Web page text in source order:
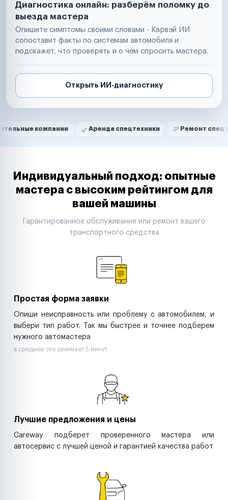
Диагностика онлайн: разберём поломку до
выезда мастера
Опишите симптомы своими словами - Карвэй ИИ
сопоставит факты по системам автомобиля и
подскажет, что проверять и о чём спросить мастера.
Открыть ИИ-диагностику
Нам доверяют
Аренда спецтехники Ремонт спецтехники
Маркетплейсы
Таксопарки
Автодилеры
Строительные компании
Аренда спецтехники
Индивидуальный подход: опытные
мастера с высоким рейтингом для
вашей машины
Гарантированное обслуживание или ремонт вашего
транспортного средства
Простая форма заявки
Опиши неисправность или проблему с автомобилем, и
выбери тип работ. Так мы быстрее и точнее подберем
нужного автомастера
в среднем это занимает 5 минут
Лучшие предложения и цены
Careway подберет проверенного мастера или
автосервис с лучшей ценой и гарантией качества работ